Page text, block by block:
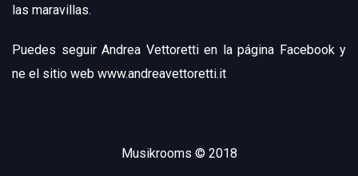
las maravillas.
Puedes seguir Andrea Vettoretti en la página Facebooky
ne el sitio web www.andreavettoretti.it
Musikrooms © 2018